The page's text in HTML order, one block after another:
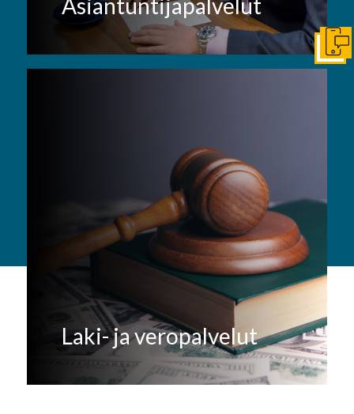
Asiantuntijapalvelut
Laki- ja veropalvelut
Ota